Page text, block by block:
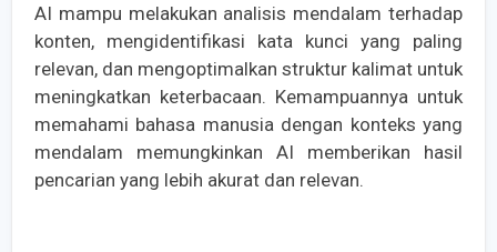
AI mampu melakukan analisis mendalam terhadap
konten, mengidentifikasi kata kunci yang paling
relevan, dan mengoptimalkan struktur kalimat untuk
meningkatkan keterbacaan. Kemampuannya untuk
memahami bahasa manusia dengan konteks yang
mendalam memungkinkan AI memberikan hasil
pencarian yang lebih akurat dan relevan.